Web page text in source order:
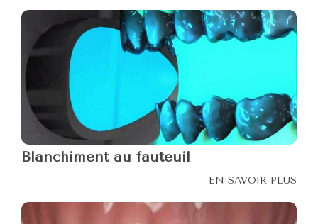
Blanchiment au fauteuil
EN SAVOIR PLUS